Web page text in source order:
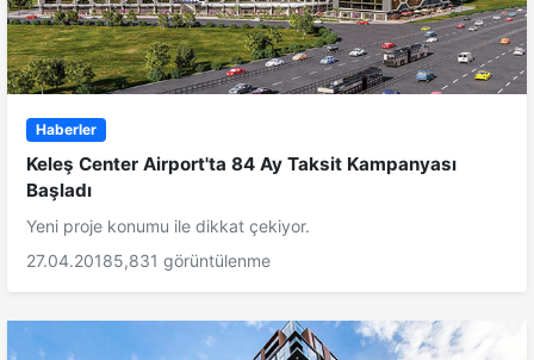
Haberler
Keleş Center Airport'ta 84 Ay Taksit Kampanyası
Başladı
Yeni proje konumu ile dikkat çekiyor.
27.04.20185,831 görüntülenme